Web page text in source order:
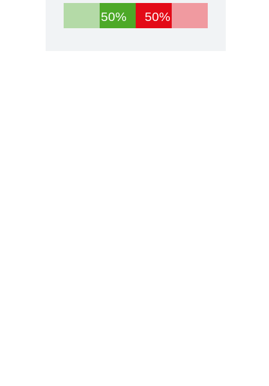
50% 50%